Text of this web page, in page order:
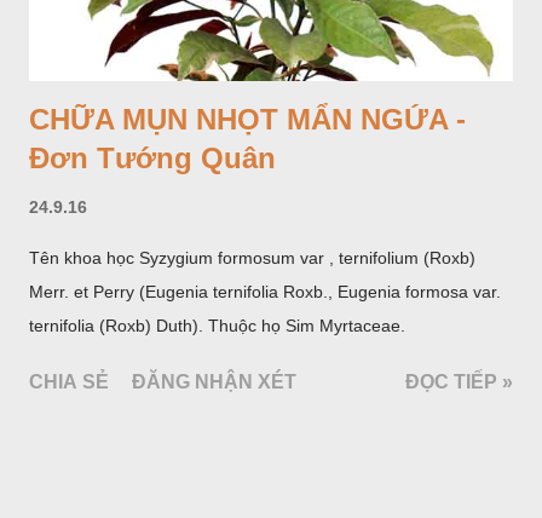
CHỮA MỤN NHỌT MẨN NGỨA -
Đơn Tướng Quân
24.9.16
Tên khoa học Syzygium formosum var , ternifolium (Roxb)
Merr. et Perry (Eugenia ternifolia Roxb., Eugenia formosa var.
ternifolia (Roxb) Duth). Thuộc họ Sim Myrtaceae.
CHIA SẺ ĐĂNG NHẬN XÉT ĐỌC TIẾP »